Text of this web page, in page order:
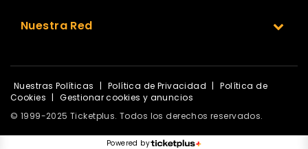
Nuestra Red
Nuestras Políticas | Política de Privacidad |
Política de
Cookies |
Gestionar cookies y anuncios
© 1999-2025 Ticketplus. Todos los derechos reservados.
Powered by